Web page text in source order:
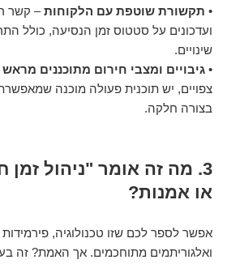
• תקשורת שוטפת עם הלקוחות– קשר
ועדכונים על סטטוס זמן הנסיעה, כולל
שינויים.
•גיבויים ומצבי חירום מתוכננים מראש
צפויים, יש תוכנית פעולה מוכנה
בצורה חלקה.
3. מה זה אומר "ניהול
או אמנות?
אפשר לספר לכם שזו טכנולוגיה,
ואלגוריתמים מתוחכמים. אך האמת? זה